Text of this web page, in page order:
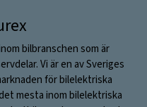
bilbranschen som är
Vi är en av Sveriges
för bilelektriska
mesta inom bilelektriska